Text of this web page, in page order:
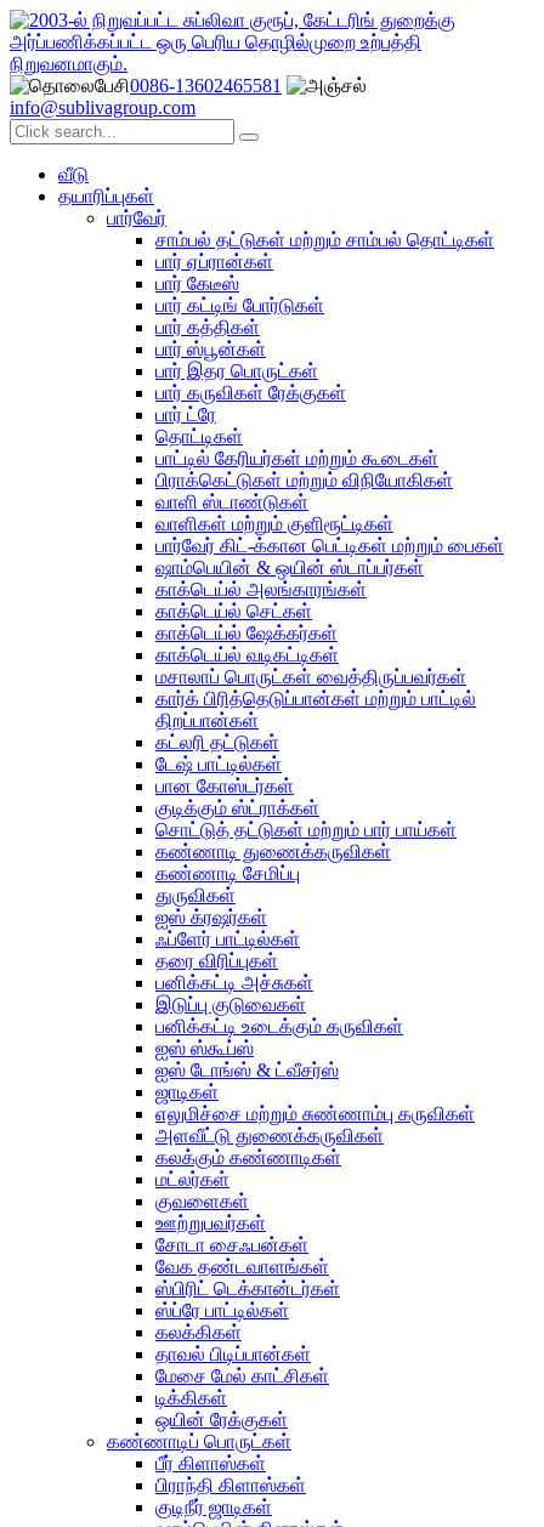
0086-13602465581
info@sublivagroup.com
வீடு
தயாரிப்புகள்
பார்வேர்
சாம்பல் தட்டுகள் மற்றும் சாம்பல் தொட்டிகள்
பார் ஏப்ரான்கள்
பார் கேடீஸ்
பார் கட்டிங் போர்டுகள்
பார் கத்திகள்
பார் ஸ்பூன்கள்
பார் இதர பொருட்கள்
பார் கருவிகள் ரேக்குகள்
பார் ட்ரே
தொட்டிகள்
பாட்டில் கேரியர்கள் மற்றும் கூடைகள்
பிராக்கெட்டுகள் மற்றும் விநியோகிகள்
வாளி ஸ்டாண்டுகள்
வாளிகள் மற்றும் குளிரூட்டிகள்
பார்வேர் கிட்-க்கான பெட்டிகள் மற்றும் பைகள்
ஷாம்பெயின் & ஒயின் ஸ்டாப்பர்கள்
காக்டெய்ல் அலங்காரங்கள்
காக்டெய்ல் செட்கள்
காக்டெய்ல் ஷேக்கர்கள்
காக்டெய்ல் வடிகட்டிகள்
மசாலாப் பொருட்கள் வைத்திருப்பவர்கள்
கார்க் பிரித்தெடுப்பான்கள் மற்றும் பாட்டில்
திறப்பான்கள்
கட்லரி தட்டுகள்
டேஷ் பாட்டில்கள்
பான கோஸ்டர்கள்
குடிக்கும் ஸ்ட்ராக்கள்
சொட்டுத் தட்டுகள் மற்றும் பார் பாய்கள்
கண்ணாடி துணைக்கருவிகள்
கண்ணாடி சேமிப்பு
துருவிகள்
ஐஸ் க்ரஷர்கள்
ஃப்ளேர் பாட்டில்கள்
தரை விரிப்புகள்
பனிக்கட்டி அச்சுகள்
இடுப்பு குடுவைகள்
பனிக்கட்டி உடைக்கும் கருவிகள்
ஐஸ் ஸ்கூப்ஸ்
ஐஸ் டோங்ஸ் & ட்வீசர்ஸ்
ஜாடிகள்
எலுமிச்சை மற்றும் சுண்ணாம்பு கருவிகள்
அளவீட்டு துணைக்கருவிகள்
கலக்கும் கண்ணாடிகள்
மட்லர்கள்
குவளைகள்
ஊற்றுபவர்கள்
சோடா சைஃபன்கள்
வேக தண்டவாளங்கள்
ஸ்பிரிட் டெக்கான்டர்கள்
ஸ்ப்ரே பாட்டில்கள்
கலக்கிகள்
தாவல் பிடிப்பான்கள்
மேசை மேல் காட்சிகள்
டிக்கிகள்
ஒயின் ரேக்குகள்
கண்ணாடிப் பொருட்கள்
பீர் கிளாஸ்கள்
பிராந்தி கிளாஸ்கள்
குடிநீர் ஜாடிகள்